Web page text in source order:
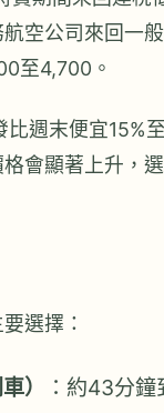
空公司來回一
至4,700。
週末便宜15%
會顯著上升，
選擇：
）
：約43分